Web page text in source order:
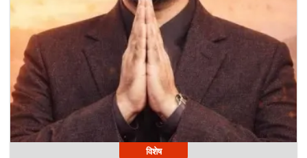
विशेष